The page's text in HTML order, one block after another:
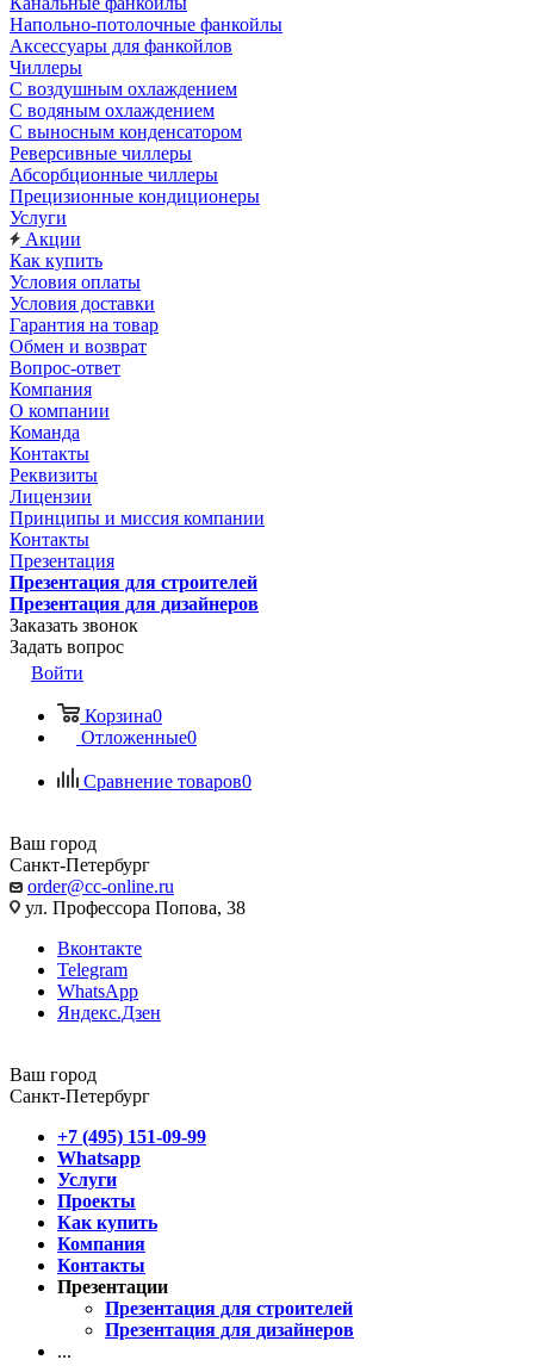
Напольно-потолочные фанкойлы
Аксессуары для фанкойлов
Чиллеры
С воздушным охлаждением
С водяным охлаждением
С выносным конденсатором
Реверсивные чиллеры
Абсорбционные чиллеры
Прецизионные кондиционеры
Услуги
Акции
Как купить
Условия оплаты
Условия доставки
Гарантия на товар
Обмен и возврат
Вопрос-ответ
Компания
О компании
Команда
Контакты
Реквизиты
Лицензии
Принципы и миссия компании
Контакты
Презентация
Презентация для строителей
Презентация для дизайнеров
Заказать звонок
Задать вопрос
Войти
Корзина0
Отложенные0
Сравнение товаров0
Ваш город
Санкт-Петербург
order@cc-online.ru
ул. Профессора Попова, 38
Вконтакте
Telegram
WhatsApp
Яндекс.Дзен
Ваш город
Санкт-Петербург
+7 (495) 151-09-99
Whatsapp
Услуги
Проекты
Как купить
Компания
Контакты
Презентации
Презентация для строителей
Презентация для дизайнеров
...